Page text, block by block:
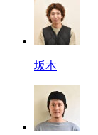
坂本